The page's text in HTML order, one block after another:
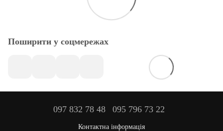
Поширити у соцмережах
097 832 78 48 095 796 73 22
Контактна інформація